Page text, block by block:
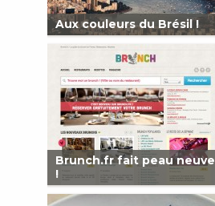
Aux couleurs du Brésil !
Brunch.fr fait peau neuve
!